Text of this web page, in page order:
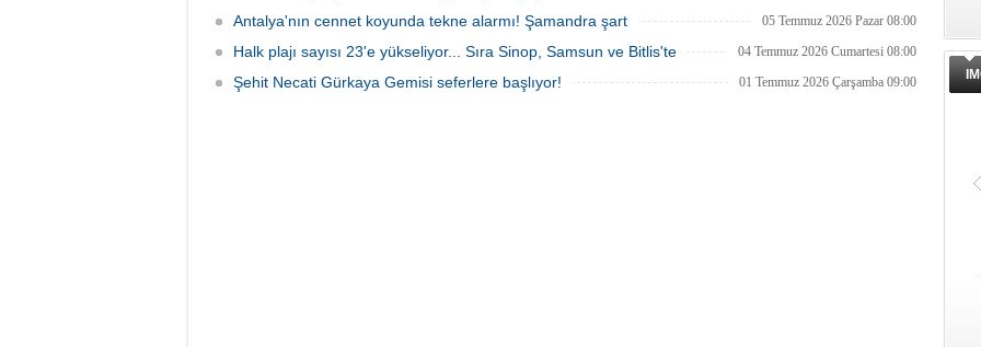
Antalya'nın cennet koyunda tekne alarmı! Şamandra şart 05 Temmuz 2026 Pazar 08:00
Halk plajı sayısı 23'e yükseliyor... Sıra Sinop, Samsun ve Bitlis'te 04 Temmuz 2026 Cumartesi 08:00
Şehit Necati Gürkaya Gemisi seferlere başlıyor! 01 Temmuz 2026 Çarşamba 09:00